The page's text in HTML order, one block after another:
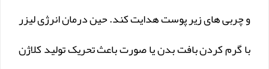
و چربی های زیر پوست هدایت کند. حین درمان انرژی لیزر
با گرم کردن بافت بدن یا صورت باعث تحریک تولید کلاژن